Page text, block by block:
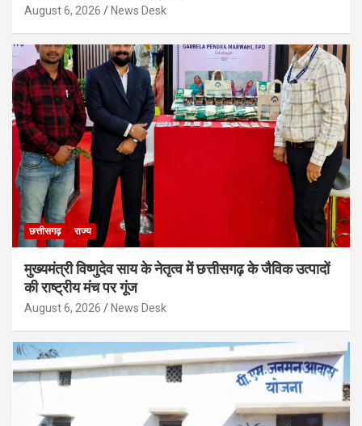
August 6, 2026 News Desk
छत्तीसगढ़ राज्य
मुख्यमंत्री विष्णुदेव साय के नेतृत्व में छत्तीसगढ़ के जैविक उत्पादों
की राष्ट्रीय मंच पर गूंज
August 6, 2026 News Desk